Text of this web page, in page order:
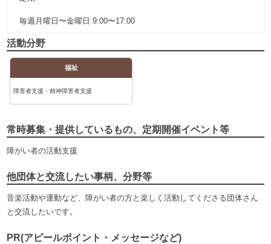
毎週月曜日〜金曜日 9:00〜17:00
活動分野
福祉
障害者支援・精神障害者支援
常時募集・提供しているもの、定期開催イベント等
障がい者の活動支援
他団体と交流したい事柄、分野等
音楽活動や運動など、障がい者の方と楽しく活動してくださる団体さん
と交流したいです。
PR(アピールポイント・メッセージなど)